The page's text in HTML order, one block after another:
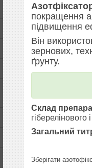
покращення
підвищення
Він
зернових,
ґрунту.
Склад
гіберелінового
Загальний
Зберігати